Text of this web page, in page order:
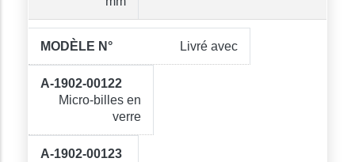
Livré avec
Micro-billes en
verre